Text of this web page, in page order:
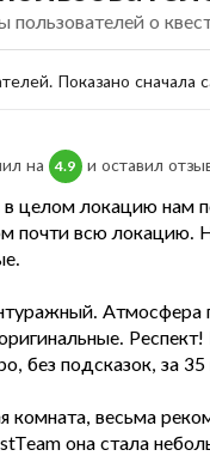
пользователей о
Показано
на 4.9 и оставил
в целом локацию нам
почти всю локацию.
без подсказок, за
комната, весьма
она стала